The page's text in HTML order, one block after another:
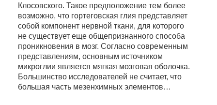
Клосовского. Такое предположение тем более
возможно, что гортеговская глия представляет
собой компонент нервной ткани, для которого
не существует еще общепризнанного способа
проникновения в мозг. Согласно современным
представлениям, основным источником
микроглии является мягкая мозговая оболочка.
Большинство исследователей не считает, что
большая часть мезенхимных элементов…